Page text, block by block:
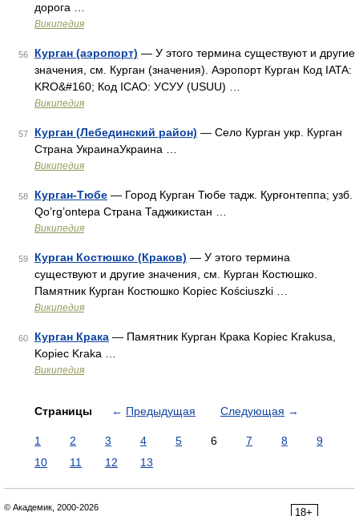
дорога …
Википедия
56 Курган (аэропорт) — У этого термина существуют и другие
значения, см. Курган (значения). Аэропорт Курган Код IATA:
KRO&#160; Код ICAO: УСУУ (USUU) …
Википедия
57 Курган (Лебединский район) — Село Курган укр. Курган
Страна УкраинаУкраина …
Википедия
58 Курган-Тюбе — Город Курган Тюбе тадж. Қурғонтеппа; узб.
Qo’rg’ontepa Страна Таджикистан …
Википедия
59 Курган Костюшко (Краков) — У этого термина
существуют и другие значения, см. Курган Костюшко.
Памятник Курган Костюшко Kopiec Kościuszki …
Википедия
60 Курган Крака — Памятник Курган Крака Kopiec Krakusa,
Kopiec Kraka …
Википедия
Страницы ← Предыдущая Следующая →
1 2 3 4 5 6 7 8
9
10
11 12 13
18+
© Академик, 2000-2026